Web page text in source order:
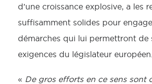
d’une croissance explosive, a les
suffisamment solides pour
démarches qui lui permettront de
exigences du législateur européen.
« De gros efforts en ce sens sont